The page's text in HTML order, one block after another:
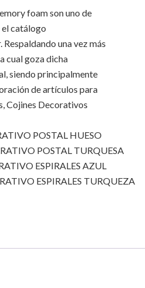
foam son uno de
catálogo
una vez más
cual goza dicha
siendo principalmente
de artículos para
Cojines Decorativos
POSTAL HUESO
POSTAL TURQUESA
ESPIRALES AZUL
ESPIRALES TURQUEZA